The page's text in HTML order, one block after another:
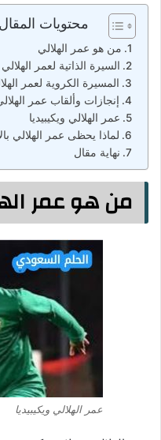
محتويات المقال
من هو عمر الهلالي
السيرة الذاتية لعمر الهلالي
المسيرة الكروية لعمر
إنجازات وألقاب عمر
عمر الهلالي ويكيبيديا
لماذا يحظى عمر الهلالي
نهاية مقال
من هو عمر
عمر الهلالي ويكيبيديا